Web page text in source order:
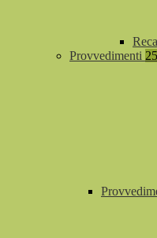
Provvedimenti 25